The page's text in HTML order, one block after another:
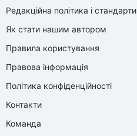
Редакційна політика і стандарти
Як стати нашим автором
Правила користування
Правова інформація
Політика конфіденційності
Контакти
Команда